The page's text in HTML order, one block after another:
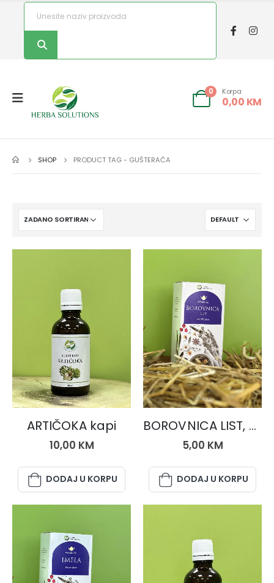
0 Korpa
0,00 KM
SHOP PRODUCT TAG - GUŠTERAČA
BILJNE KAPI
ARTIČOKA kapi
10,00 KM
DODAJ U KORPU
ČAJEVI
BOROVNICA LIST, čaj 50 gr.
5,00 KM
DODAJ U KORPU